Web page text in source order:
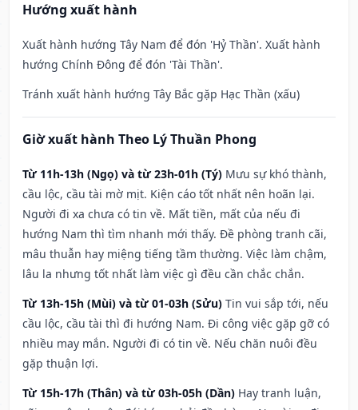
Hướng xuất hành
Xuất hành hướng Tây Nam để đón 'Hỷ Thần'. Xuất hành
hướng Chính Đông để đón 'Tài Thần'.
Tránh xuất hành hướng Tây Bắc gặp Hạc Thần (xấu)
Giờ xuất hành Theo Lý Thuần Phong
Từ 11h-13h (Ngọ) và từ 23h-01h (Tý) Mưu sự khó thành,
cầu lộc, cầu tài mờ mịt. Kiện cáo tốt nhất nên hoãn lại.
Người đi xa chưa có tin về. Mất tiền, mất của nếu đi
hướng Nam thì tìm nhanh mới thấy. Đề phòng tranh cãi,
mâu thuẫn hay miệng tiếng tầm thường. Việc làm chậm,
lâu la nhưng tốt nhất làm việc gì đều cần chắc chắn.
Từ 13h-15h (Mùi) và từ 01-03h (Sửu) Tin vui sắp tới, nếu
cầu lộc, cầu tài thì đi hướng Nam. Đi công việc gặp gỡ có
nhiều may mắn. Người đi có tin về. Nếu chăn nuôi đều
gặp thuận lợi.
Từ 15h-17h (Thân) và từ 03h-05h (Dần) Hay tranh luận,